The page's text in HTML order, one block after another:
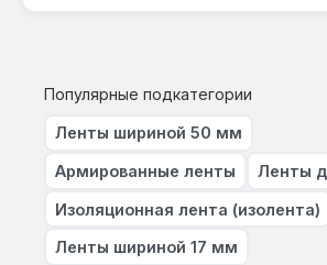
Популярные подкатегории
Ленты шириной 50 мм
Армированные ленты Ленты
Изоляционная лента (изолента)
Ленты шириной 17 мм